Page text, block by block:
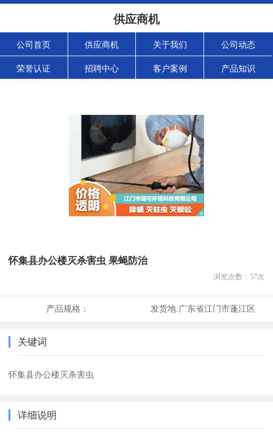
供应商机
公司首页 供应商机 关于我们 公司动态
荣誉认证 招聘中心 客户案例 产品知识
怀集县办公楼灭杀害虫 果蝇防治
浏览次数： 57次
产品规格： 发货地:广东省江门市蓬江区
关键词
怀集县办公楼灭杀害虫
详细说明